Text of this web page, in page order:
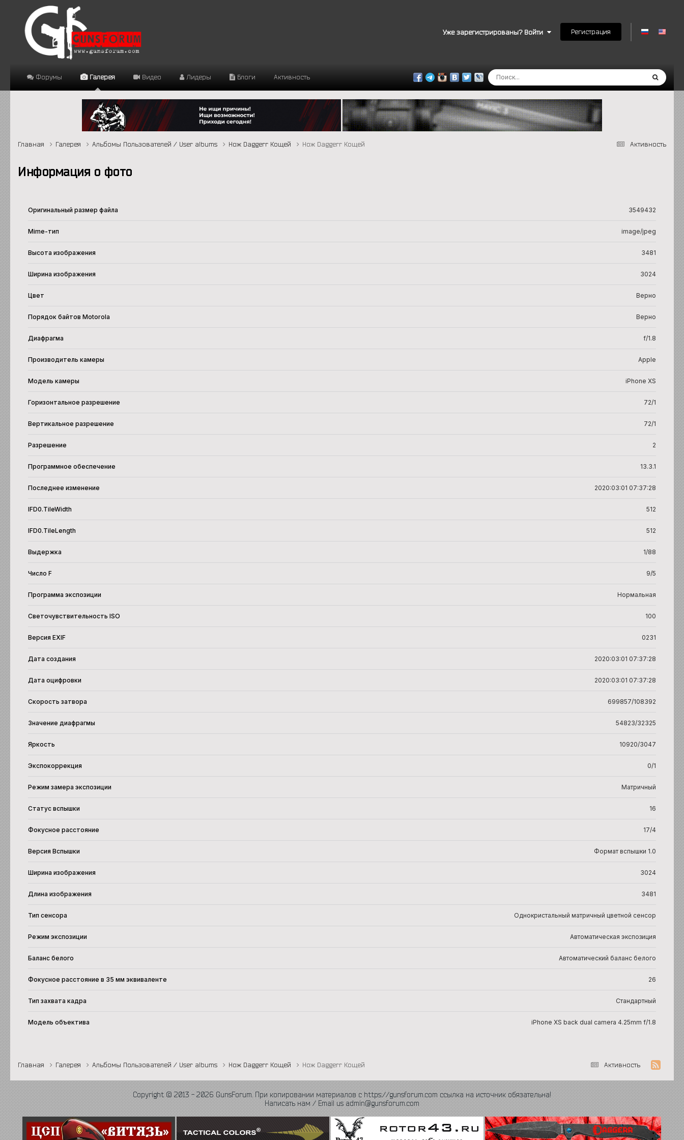
Уже зарегистрированы? Войти Регистрация
Форумы Галерея Видео Лидеры Блоги Активность
Активность
Главная Галерея Альбомы Пользователей / User albums Нож Daggerr Кощей Нож Daggerr Кощей
Информация о фото
Оригинальный размер файла 3549432
Mime-тип image/jpeg
Высота изображения 3481
Ширина изображения 3024
Цвет Верно
Порядок байтов Motorola Верно
Диафрагма f/1.8
Производитель камеры Apple
Модель камеры iPhone XS
Горизонтальное разрешение 72/1
Вертикальное разрешение 72/1
Разрешение 2
Программное обеспечение 13.3.1
Последнее изменение 2020:03:01 07:37:28
IFD0.TileWidth 512
IFD0.TileLength 512
Выдержка 1/88
Число F 9/5
Программа экспозиции Нормальная
Светочувствительность ISO 100
Версия EXIF 0231
Дата создания 2020:03:01 07:37:28
Дата оцифровки 2020:03:01 07:37:28
Скорость затвора 699857/108392
Значение диафрагмы 54823/32325
Яркость 10920/3047
Экспокоррекция 0/1
Режим замера экспозиции Матричный
Статус вспышки 16
Фокусное расстояние 17/4
Версия Вспышки Формат вспышки 1.0
Ширина изображения 3024
Длина изображения 3481
Тип сенсора Однокристальный матричный цветной сенсор
Режим экспозиции Автоматическая экспозиция
Баланс белого Автоматический баланс белого
Фокусное расстояние в 35 мм эквиваленте 26
Тип захвата кадра Стандартный
Модель объектива iPhone XS back dual camera 4.25mm f/1.8
Активность
Главная Галерея Альбомы Пользователей / User albums Нож Daggerr Кощей Нож Daggerr Кощей
Copyright © 2013 - 2026 GunsForum. При копировании материалов с https://gunsforum.com ссылка на источник обязательна!
Написать нам / Email us admin@gunsforum.com